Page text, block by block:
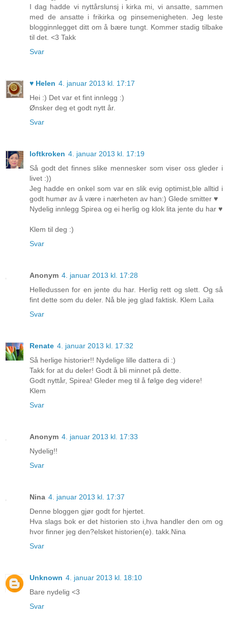
I dag hadde vi nyttårslunsj i kirka mi, vi ansatte, sammen
med de ansatte i frikirka og pinsemenigheten. Jeg leste
blogginnlegget ditt om å bære tungt. Kommer stadig tilbake
til det. <3 Takk
Svar
♥ Helen 4. januar 2013 kl. 17:17
Hei :) Det var et fint innlegg :)
Ønsker deg et godt nytt år.
Svar
loftkroken 4. januar 2013 kl. 17:19
Så godt det finnes slike mennesker som viser oss gleder i
livet :))
Jeg hadde en onkel som var en slik evig optimist,ble alltid i
godt humør av å være i nærheten av han:) Glede smitter ♥
Nydelig innlegg Spirea og ei herlig og klok lita jente du har ♥
Klem til deg :)
Svar
Anonym 4. januar 2013 kl. 17:28
Helledussen for en jente du har. Herlig rett og slett. Og så
fint dette som du deler. Nå ble jeg glad faktisk. Klem Laila
Svar
Renate 4. januar 2013 kl. 17:32
Så herlige historier!! Nydelige lille dattera di :)
Takk for at du deler! Godt å bli minnet på dette.
Godt nyttår, Spirea! Gleder meg til å følge deg videre!
Klem
Svar
Anonym 4. januar 2013 kl. 17:33
Nydelig!!
Svar
Nina 4. januar 2013 kl. 17:37
Denne bloggen gjør godt for hjertet.
Hva slags bok er det historien sto i,hva handler den om og
hvor finner jeg den?elsket historien(e). takk.Nina
Svar
Unknown 4. januar 2013 kl. 18:10
Bare nydelig <3
Svar